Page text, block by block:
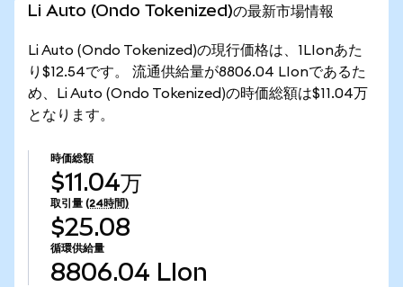
Li Auto (Ondo Tokenized)の最新市場情報
Li Auto (Ondo Tokenized)の現行価格は、1LIonあた
り$12.54です。 流通供給量が8806.04 LIonであるた
め、Li Auto (Ondo Tokenized)の時価総額は$11.04万
となります。
時価総額
$11.04万
取引量 (24時間)
$25.08
循環供給量
8806.04 LIon